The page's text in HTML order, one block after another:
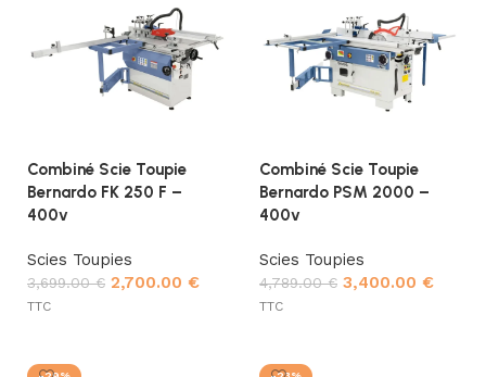
Combiné Scie Toupie
Bernardo FK 250 F –
400v
Scies Toupies
3,699.00€ 2,700.00 €
TTC
Combiné Scie Toupie
Bernardo PSM 2000 –
400v
Scies Toupies
4,789.00€ 3,400.00 €
TTC